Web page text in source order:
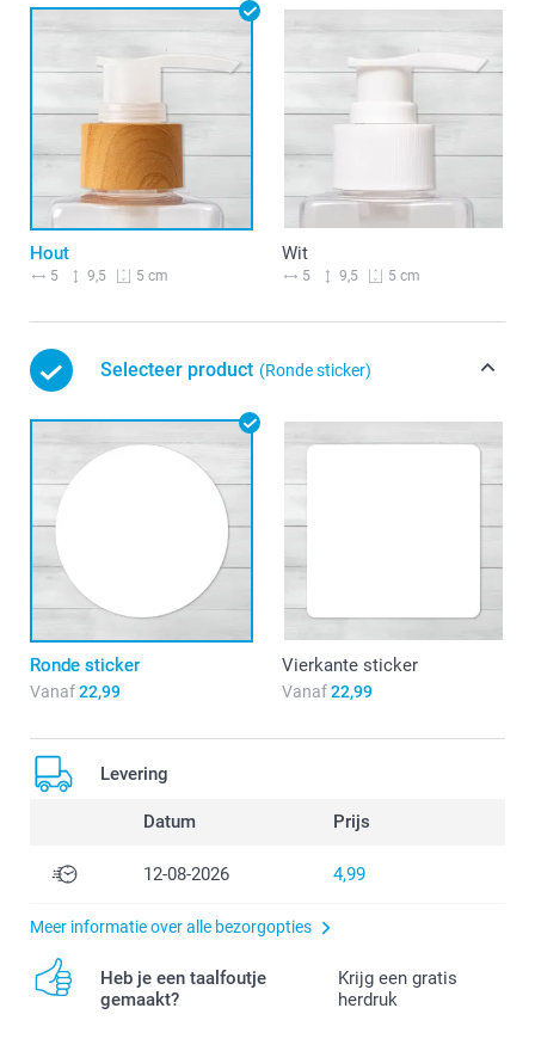
Hout
5 9,5 5 cm
Wit
5 9,5 5 cm
Selecteer product (Ronde sticker)
Ronde sticker
Vanaf22,99
Vierkante sticker
Vanaf22,99
Levering
Datum Prijs
12-08-2026 4,99
Meer informatie over alle bezorgopties
Heb je een taalfoutje
gemaakt?
Krijg een gratis
herdruk